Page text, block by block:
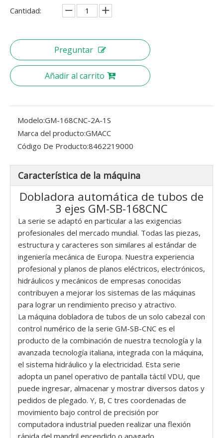
Cantidad:
Preguntar
Añadir al carrito
Modelo:GM-168CNC-2A-1S
Marca del producto:GMACC
Código De Producto:8462219000
Característica de la máquina
Dobladora automática de tubos de
3 ejes GM-SB-168CNC
La serie se adaptó en particular a las exigencias
profesionales del mercado mundial. Todas las piezas,
estructura y caracteres son similares al estándar de
ingeniería mecánica de Europa. Nuestra experiencia
profesional y planos de planos eléctricos, electrónicos,
hidráulicos y mecánicos de empresas conocidas
contribuyen a mejorar los sistemas de las máquinas
para lograr un rendimiento preciso y atractivo.
La máquina dobladora de tubos de un solo cabezal con
control numérico de la serie GM-SB-CNC es el
producto de la combinación de nuestra tecnología y la
avanzada tecnología italiana, integrada con la máquina,
el sistema hidráulico y la electricidad. Esta serie
adopta un panel operativo de pantalla táctil VDU, que
puede ingresar, almacenar y mostrar diversos datos y
pedidos de plegado. Y, B, C tres coordenadas de
movimiento bajo control de precisión por
computadora industrial pueden realizar una flexión
rápida del mandril encendido o apagado